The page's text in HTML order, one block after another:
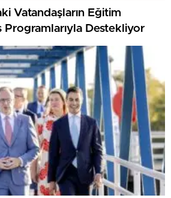
Vatandaşların Eğitim
Destekliyor